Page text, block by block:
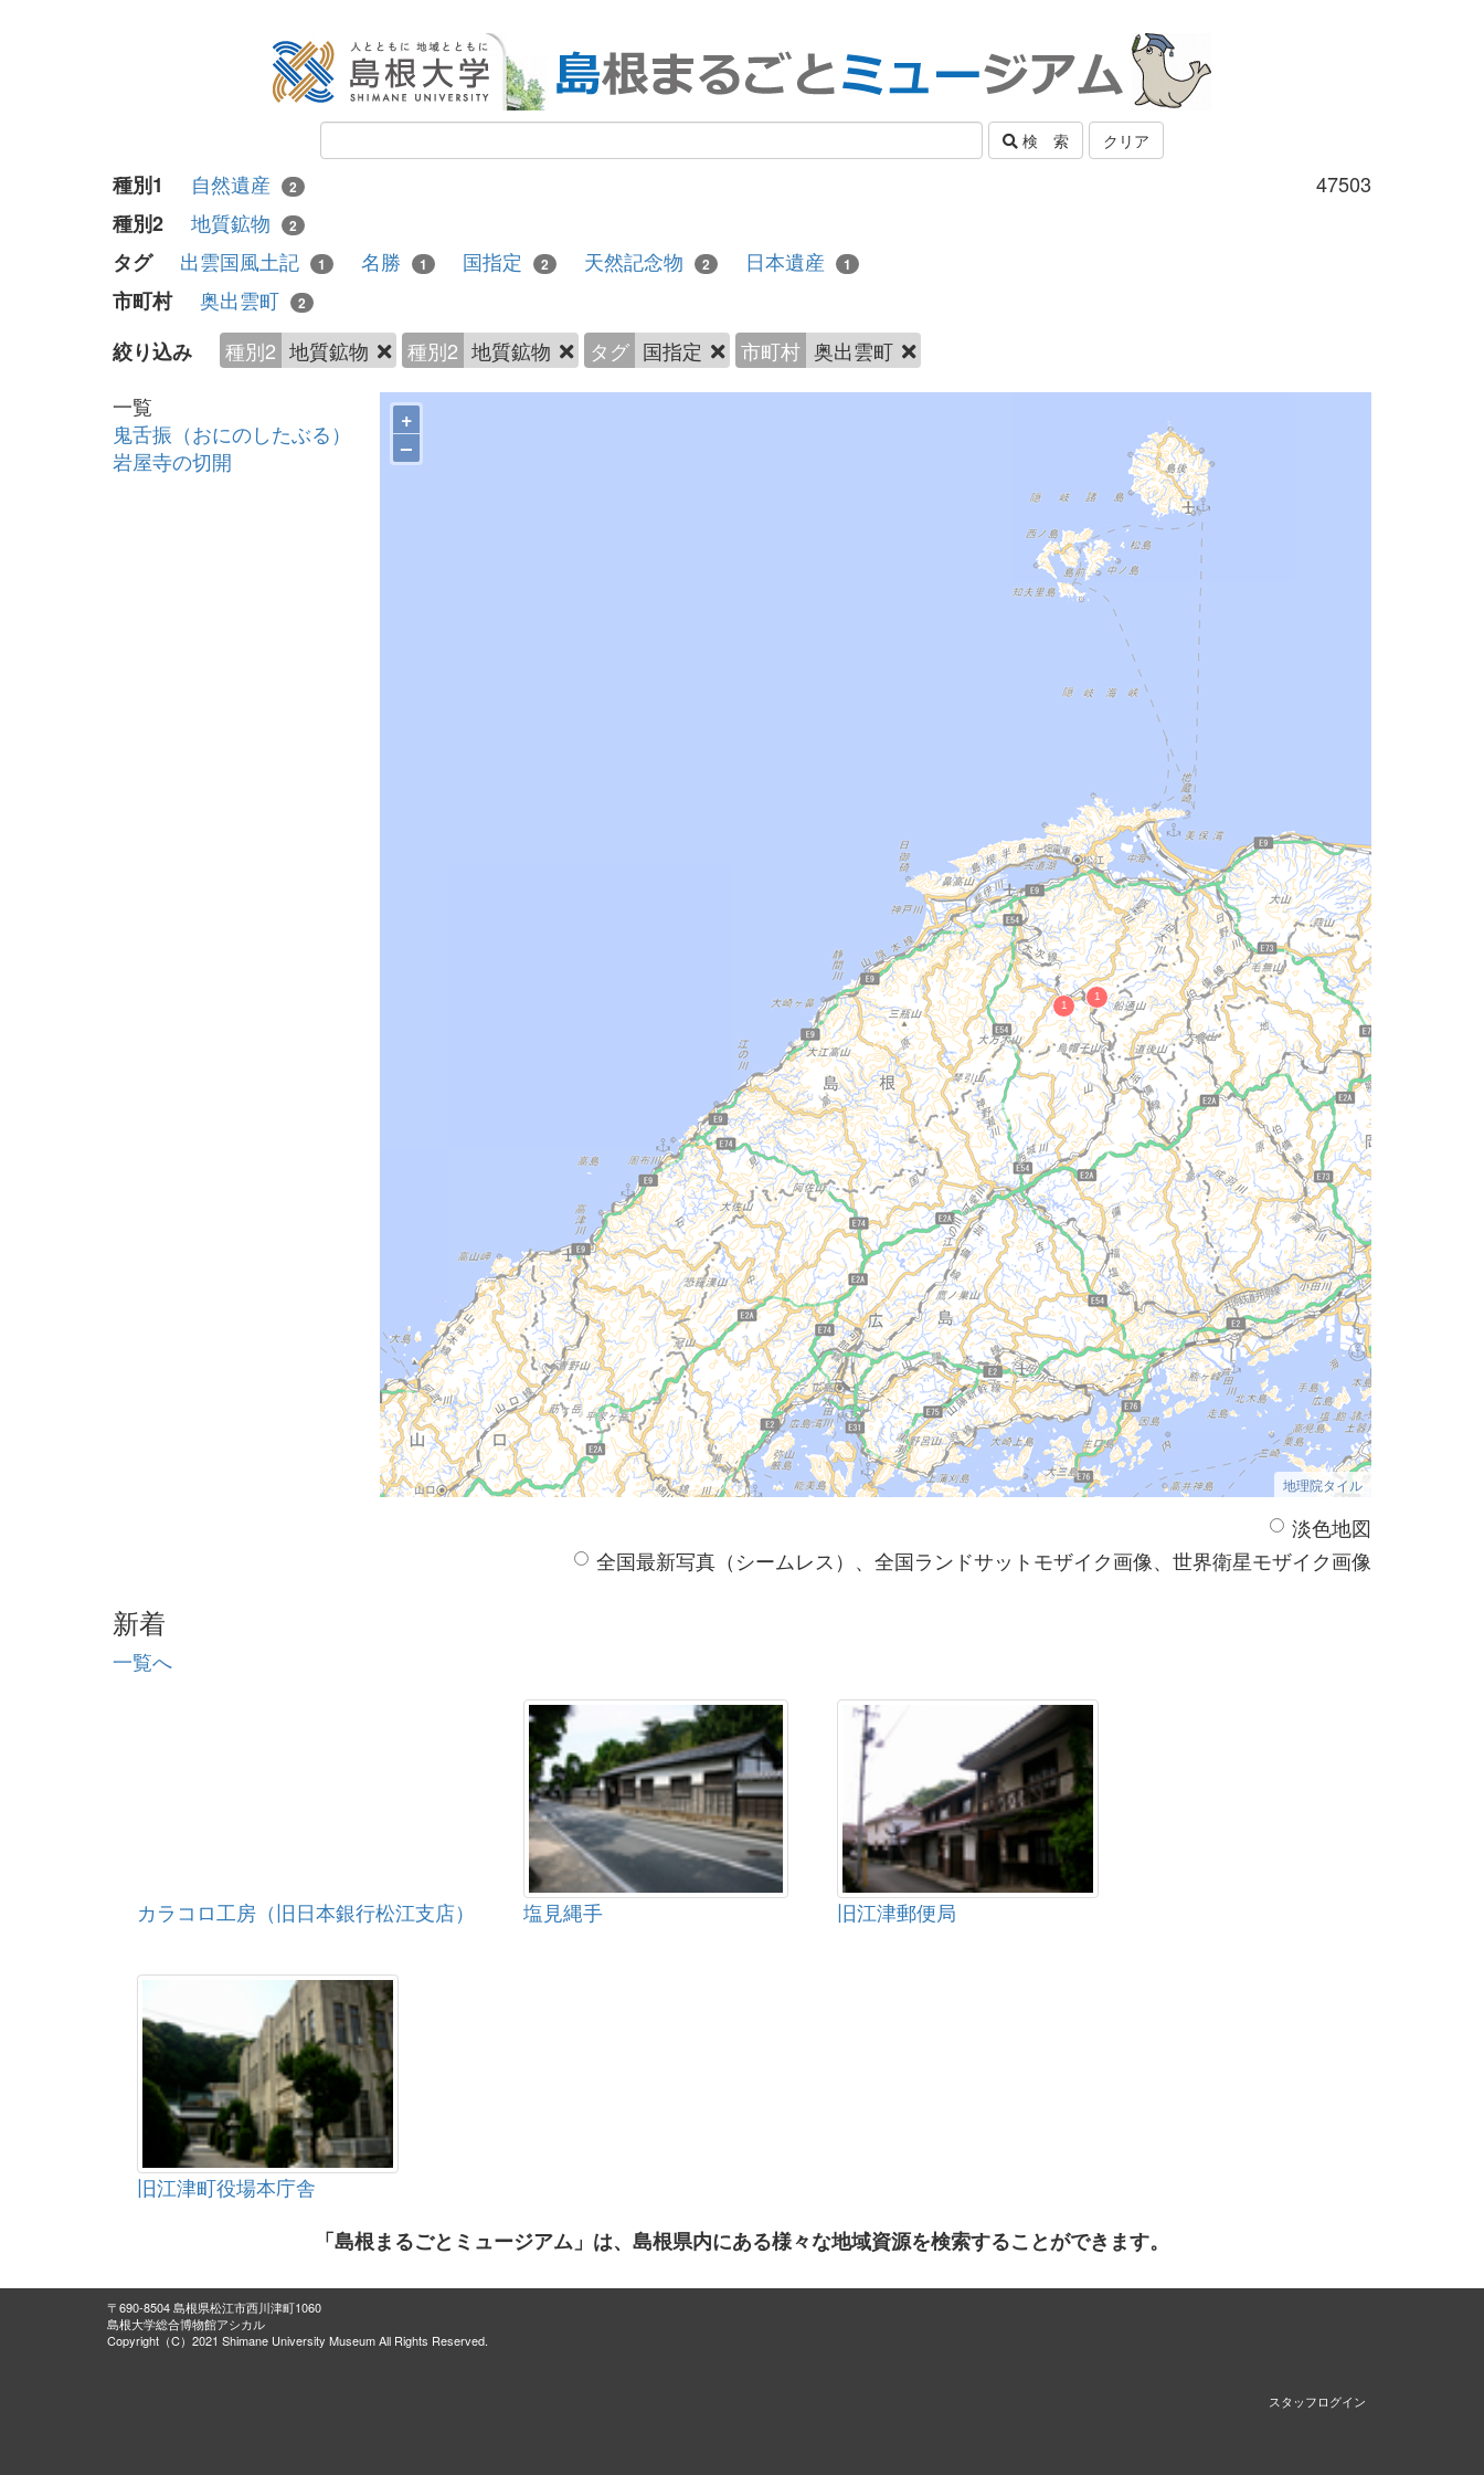
検 索 クリア
47503
種別1 自然遺産 2
種別2 地質鉱物 2
タグ 出雲国風土記 1 名勝 1 国指定 2 天然記念物 2 日本遺産 1
市町村 奥出雲町 2
絞り込み 種別2 地質鉱物 種別2 地質鉱物 タグ 国指定 市町村 奥出雲町
一覧
鬼舌振（おにのしたぶる）
岩屋寺の切開
+
–
地理院タイル
淡色地図
全国最新写真（シームレス）、全国ランドサットモザイク画像、世界衛星モザイク画像
新着
一覧へ
カラコロ工房（旧日本銀行松江支店） 塩見縄手 旧江津郵便局
旧江津町役場本庁舎
「島根まるごとミュージアム」は、島根県内にある様々な地域資源を検索することができます。
〒690-8504 島根県松江市西川津町1060
島根大学総合博物館アシカル
Copyright（C）2021 Shimane University Museum All Rights Reserved.
スタッフログイン